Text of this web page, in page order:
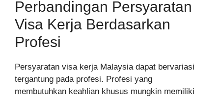
Perbandingan Persyaratan
Visa Kerja Berdasarkan
Profesi
Persyaratan visa kerja Malaysia dapat bervariasi
tergantung pada profesi. Profesi yang
membutuhkan keahlian khusus mungkin memiliki